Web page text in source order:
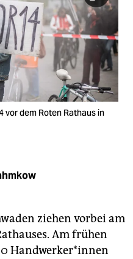
vor dem Roten Rathaus in
ziehen vorbei am
Am frühen
Handwerker*innen